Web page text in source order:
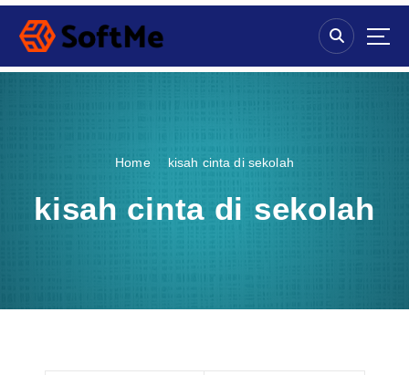
S
p
Home kisah cinta di sekolah
kisah cinta di sekolah